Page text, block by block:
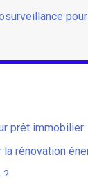
prêt immobilier
rénovation
?